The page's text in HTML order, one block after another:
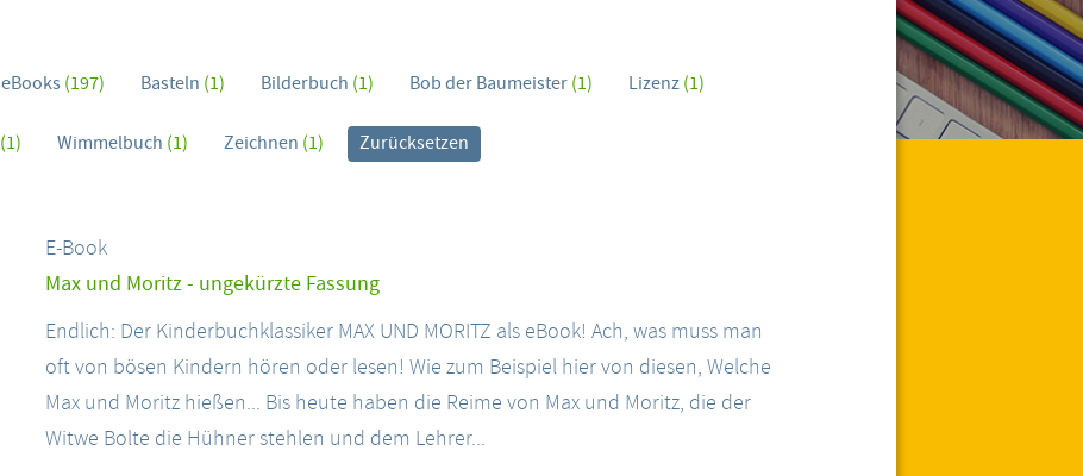
eBooks (197) Basteln (1) Bilderbuch (1) Bob der Baumeister (1) Lizenz (1)
(1) Wimmelbuch (1) Zeichnen (1) Zurücksetzen
E-Book
Max und Moritz - ungekürzte Fassung
Endlich: Der Kinderbuchklassiker MAX UND MORITZ als eBook! Ach, was muss man
oft von bösen Kindern hören oder lesen! Wie zum Beispiel hier von diesen, Welche
Max und Moritz hießen... Bis heute haben die Reime von Max und Moritz, die der
Witwe Bolte die Hühner stehlen und dem Lehrer...